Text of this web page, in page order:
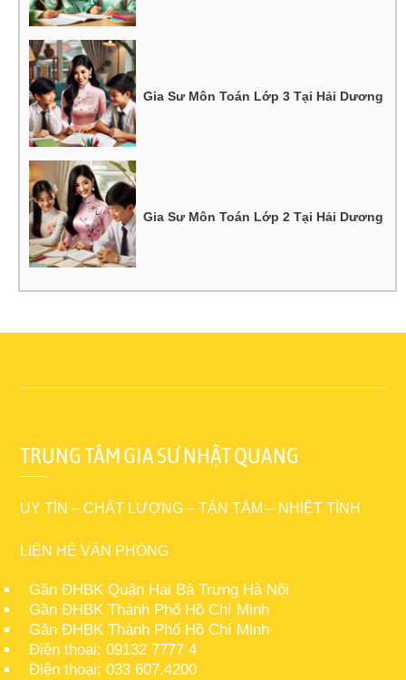
Gia Sư Môn Toán Lớp 3 Tại Hải Dương
Gia Sư Môn Toán Lớp 2 Tại Hải Dương
TRUNG TÂM GIA SƯ NHẬT QUANG
UY TÍN – CHẤT LƯỢNG – TẬN TÂM – NHIỆT TÌNH
LIÊN HỆ VĂN PHÒNG
Gần ĐHBK Quận Hai Bà Trưng Hà Nội
Gần ĐHBK Thành Phố Hồ Chí Minh
Gần ĐHBK Thành Phố Hồ Chí Minh
Điện thoại: 09132 7777 4
Điện thoại: 033 607.4200